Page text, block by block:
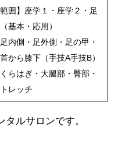
範囲】座学１・座学２・足
基本・応用）
足内側・足外側・足の甲・
から膝下（手技A手技B）
らはぎ・大腿部・臀部・
レッチ
ルサロンです。